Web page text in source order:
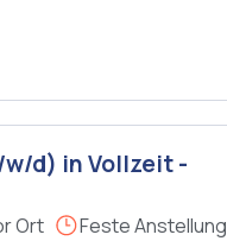
d) in Vollzeit -
Ort Feste Anstellung